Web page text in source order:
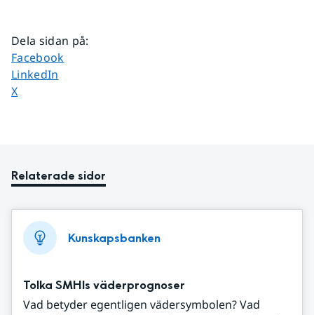
Dela sidan på:
Dela sidan på
Facebook
Dela sidan på
LinkedIn
Dela sidan på
X
Relaterade sidor
Kunskapsbanken
Tolka SMHIs väderprognoser
Vad betyder egentligen vädersymbolen? Vad